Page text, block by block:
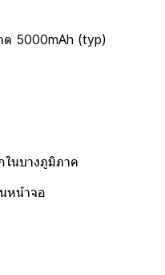
ด 5000mAh (typ)
ในบางภูมิภาค
หน้าจอ